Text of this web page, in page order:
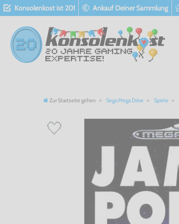
Konsolenkost ist 20! Ankauf Deiner Sammlung
Zur Startseite gehen Sega Mega Drive Spiele